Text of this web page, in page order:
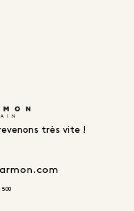
très vite !